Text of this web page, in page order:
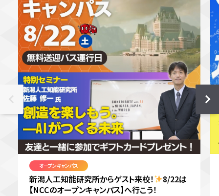
オープンキャンパス
新潟人工知能研究所からゲスト来校！
8/22は
【NCCのオープンキャンパス】へ行こう！